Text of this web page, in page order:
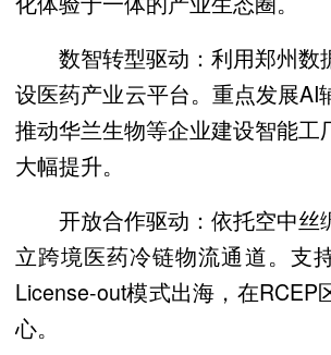
数智转型驱动：利用郑州数
设医药产业云平台。重点发展AI
推动华兰生物等企业建设智能工
大幅提升。
开放合作驱动：依托空中丝
立跨境医药冷链物流通道。支
License-out模式出海，在RCEP
心。